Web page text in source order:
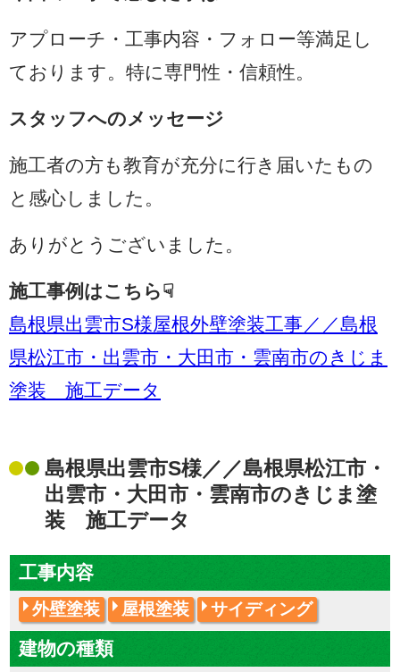
アプローチ・工事内容・フォロー等満足し
ております。特に専門性・信頼性。
スタッフへのメッセージ
施工者の方も教育が充分に行き届いたもの
と感心しました。
ありがとうございました。
施工事例はこちら☟
島根県出雲市S様屋根外壁塗装工事／／島根
県松江市・出雲市・大田市・雲南市のきじま
塗装 施工データ
島根県出雲市S様／／島根県松江市・
出雲市・大田市・雲南市のきじま塗
装 施工データ
工事内容
外壁塗装 屋根塗装 サイディング
建物の種類